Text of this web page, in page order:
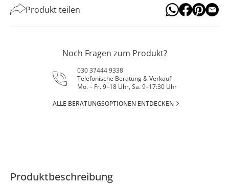
Produkt teilen
Noch Fragen zum Produkt?
030 37444 9338
Telefonische Beratung & Verkauf
Mo. – Fr. 9–18 Uhr, Sa. 9–17:30 Uhr
ALLE BERATUNGSOPTIONEN ENTDECKEN
Produktbeschreibung